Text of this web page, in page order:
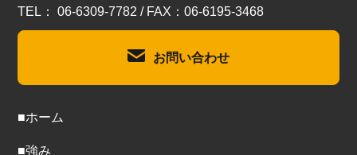
TEL： 06-6309-7782 / FAX：06-6195-3468
お問い合わせ
■ホーム
■強み